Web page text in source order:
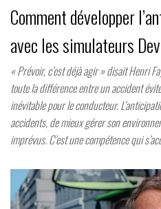
Comment développer
avec les simulateurs
« Prévoir, c’est déjà agir » disait Henri
toute la différence entre un accident
inévitable pour le conducteur.
accidents, de mieux gérer son
imprévus. C’est une compétence qui